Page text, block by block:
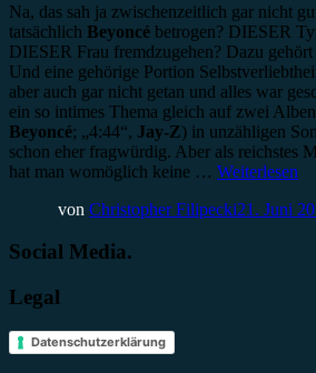
Na, das sah ja zwischenzeitlich gar nicht
tatsächlich Beyoncé betrogen? DIESER
DIESER Frau fremdzugehen? Dazu
Und eine gehörige Portion
aber auch gar nicht getan und alles war
ein so intimes Thema gleich auf zwei
Beyoncé; „4:44“, Jay-Z) in unzähligen
schon eher fragwürdig. Aber als reichstes
hat man womöglich keine … Weiterlesen
von Christopher Filipecki21. Juni
Social Media.
Legal
Datenschutzerklärung